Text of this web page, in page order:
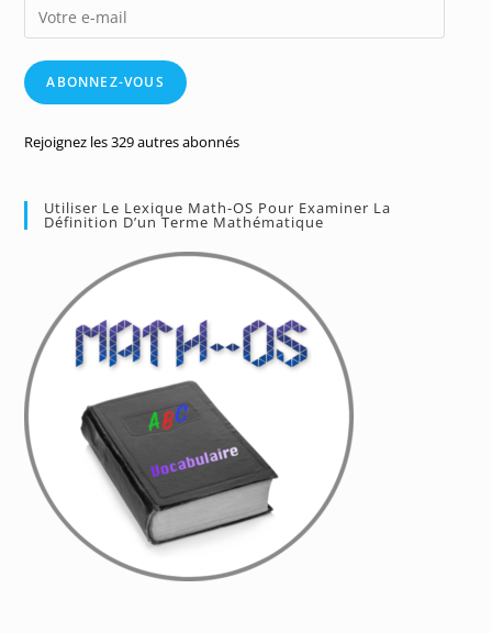
Votre
e-
mailABONNEZ-VOUS
Rejoignez les 329 autres abonnés
Utiliser Le Lexique Math-OS Pour Examiner La
Définition D’un Terme Mathématique